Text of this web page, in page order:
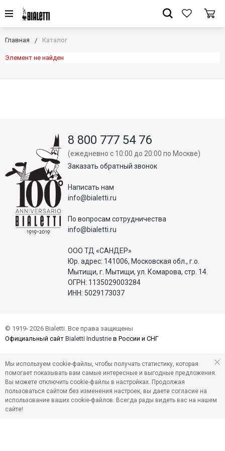
Главная Каталог
Элемент не найден
8 800 777 54 76
(ежедневно с 10:00 до 20:00 по Москве)
Заказать обратный звонок
Написать нам
info@bialetti.ru
По вопросам сотрудничества
info@bialetti.ru
ООО ТД «САНДЕР»
Юр. адрес: 141006, Московская обл., г.о.
Мытищи, г. Мытищи, ул. Комарова, стр. 14.
ОГРН: 1135029003284
ИНН: 5029173037
© 1919- 2026 Bialetti. Все права защищены
Официальный сайт Bialetti Industrie в России и СНГ
Мы используем cookie-файлы, чтобы получать статистику, которая
помогает показывать вам самые интересные и выгодные предложения.
Вы можете отключить cookie-файлы в настройках. Продолжая
пользоваться сайтом без изменения настроек, вы даете согласие на
использование ваших cookie-файлов. Всегда рады видеть вас на нашем
сайте!